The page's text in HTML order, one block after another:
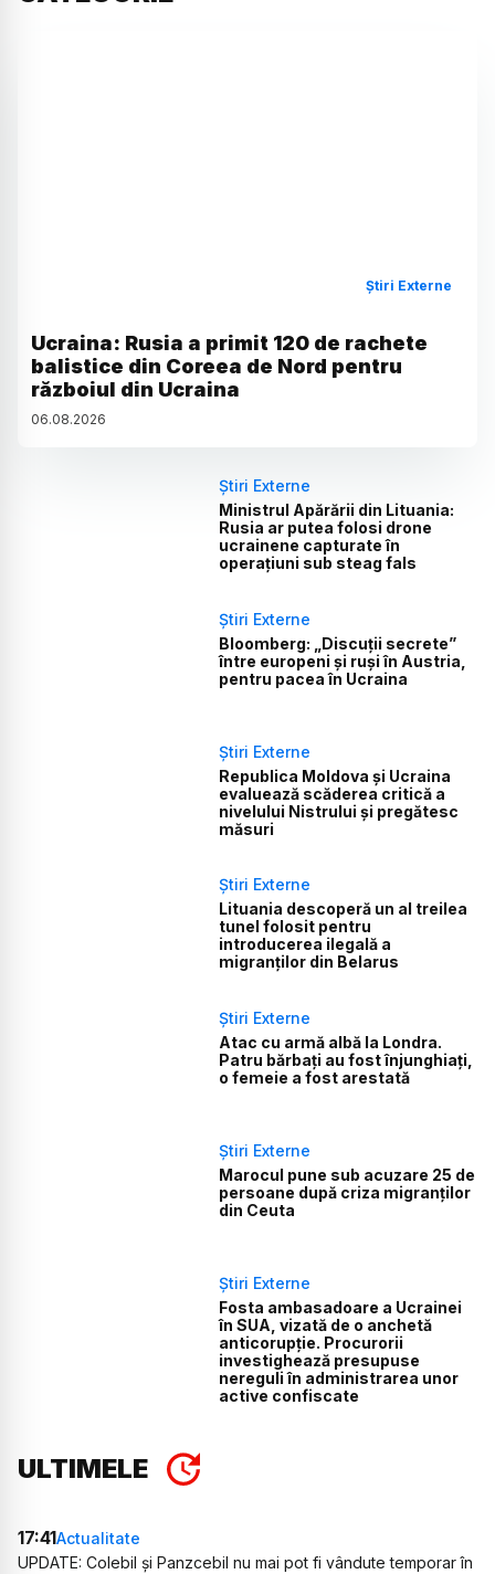
Știri Externe
Ucraina: Rusia a primit 120 de rachete
balistice din Coreea de Nord pentru
războiul din Ucraina
06.08.2026
Știri Externe
Ministrul Apărării din Lituania:
Rusia ar putea folosi drone
ucrainene capturate în
operațiuni sub steag fals
Știri Externe
Bloomberg: „Discuții secrete”
între europeni și ruși în Austria,
pentru pacea în Ucraina
Știri Externe
Republica Moldova și Ucraina
evaluează scăderea critică a
nivelului Nistrului și pregătesc
măsuri
Știri Externe
Lituania descoperă un al treilea
tunel folosit pentru
introducerea ilegală a
migranților din Belarus
Știri Externe
Atac cu armă albă la Londra.
Patru bărbați au fost înjunghiați,
o femeie a fost arestată
Știri Externe
Marocul pune sub acuzare 25 de
persoane după criza migranților
din Ceuta
Știri Externe
Fosta ambasadoare a Ucrainei
în SUA, vizată de o anchetă
anticorupție. Procurorii
investighează presupuse
nereguli în administrarea unor
active confiscate
ULTIMELE
17:41Actualitate
UPDATE: Colebil și Panzcebil nu mai pot fi vândute temporar în